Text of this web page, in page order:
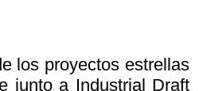
los proyectos estrellas
junto a Industrial Draft